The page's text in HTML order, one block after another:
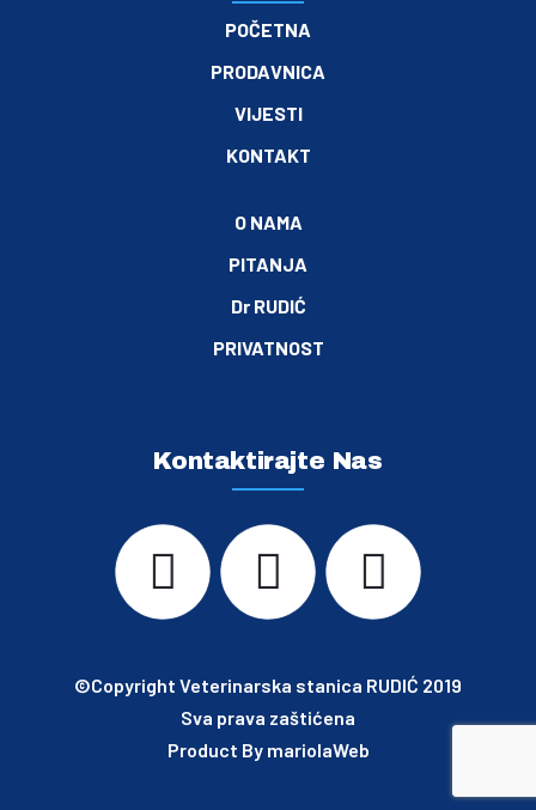
POČETNA
PRODAVNICA
VIJESTI
KONTAKT
O NAMA
PITANJA
Dr RUDIĆ
PRIVATNOST
Kontaktirajte Nas
©Copyright Veterinarska stanica RUDIĆ 2019
Sva prava zaštićena
Product By mariolaWeb